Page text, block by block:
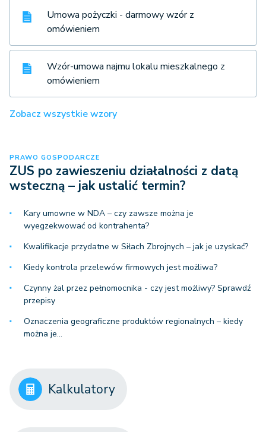
Umowa pożyczki - darmowy wzór z
omówieniem
Wzór-umowa najmu lokalu mieszkalnego z
omówieniem
Zobacz wszystkie wzory
PRAWO GOSPODARCZE
ZUS po zawieszeniu działalności z datą
wsteczną – jak ustalić termin?
Kary umowne w NDA – czy zawsze można je
wyegzekwować od kontrahenta?
Kwalifikacje przydatne w Siłach Zbrojnych – jak je uzyskać?
Kiedy kontrola przelewów firmowych jest możliwa?
Czynny żal przez pełnomocnika - czy jest możliwy? Sprawdź
przepisy
Oznaczenia geograficzne produktów regionalnych – kiedy
można je…
Kalkulatory